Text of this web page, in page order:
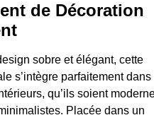
de Décoration
sobre et élégant, cette
s’intègre parfaitement dans
qu’ils soient
Placée dans un